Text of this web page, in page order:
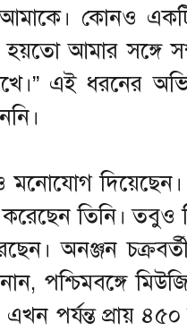
কোনও
হয়তো আমার সঙ্গে
এই ধরনের
দিয়েছেন।
তিনি। তবুও
অনঞ্জন
পশ্চিমবঙ্গে
পর্যন্ত প্রায় ৪৫০